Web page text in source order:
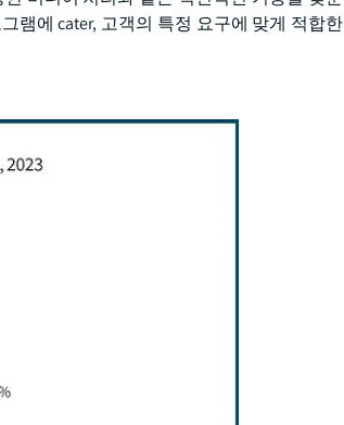
램에 cater, 고객의 특정 요구에 맞게 적합한